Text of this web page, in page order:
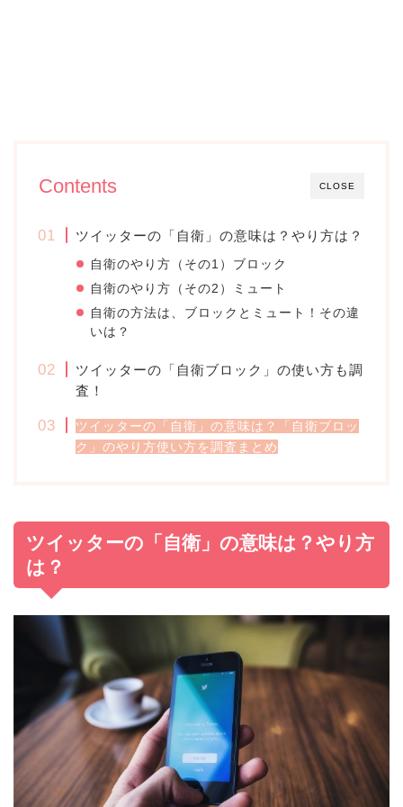
CLOSE
Contents
ツイッターの「自衛」の意味は？やり方は？
自衛のやり方（その1）ブロック
自衛のやり方（その2）ミュート
自衛の方法は、ブロックとミュート！その違
いは？
ツイッターの「自衛ブロック」の使い方も調
査！
ツイッターの「自衛」の意味は？「自衛ブロッ
ク」のやり方使い方を調査まとめ
ツイッターの「自衛」の意味は？やり方
は？